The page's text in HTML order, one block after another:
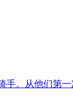
手。从他们第